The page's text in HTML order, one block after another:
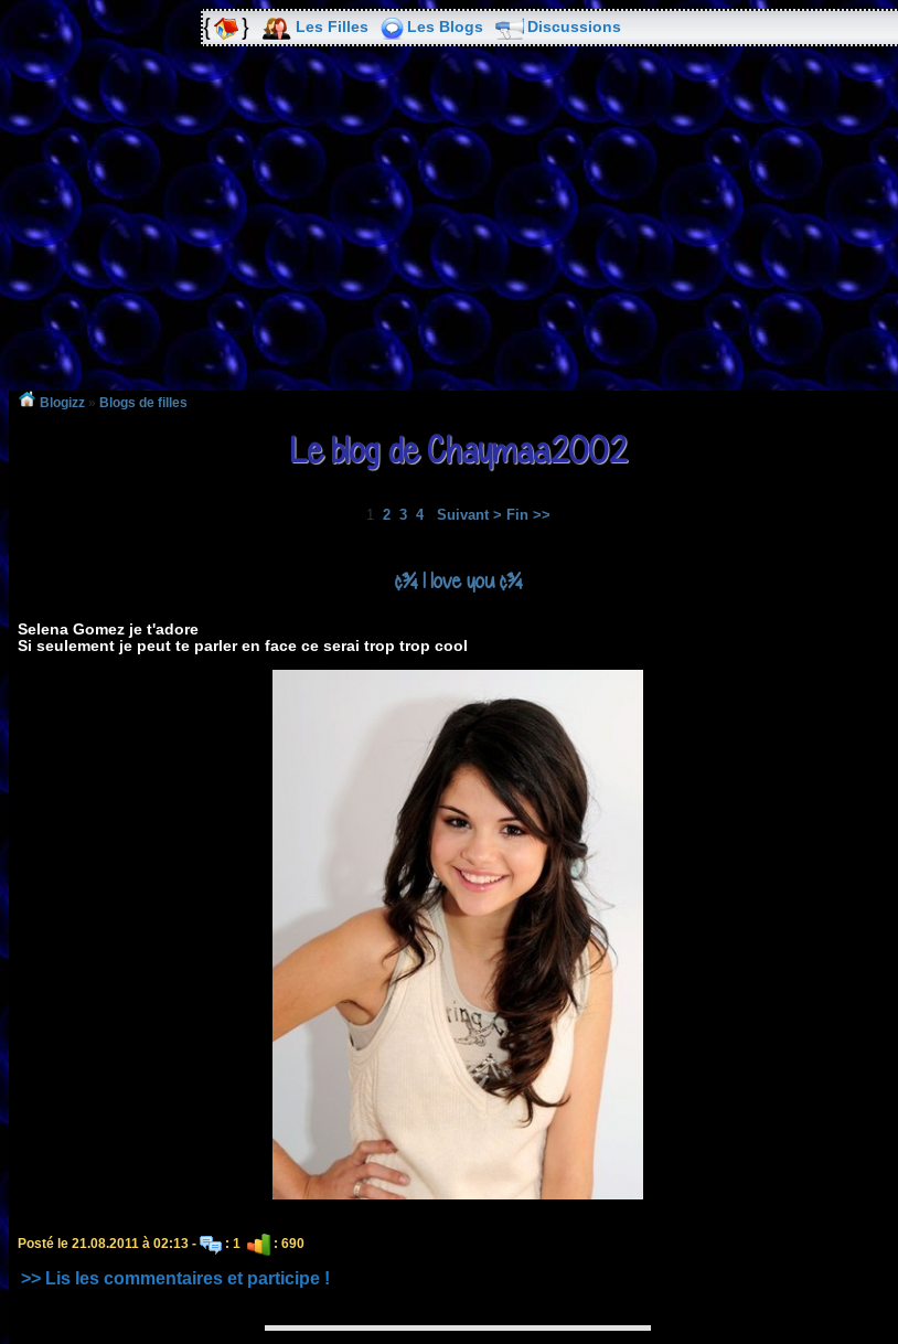
Les Filles Les Blogs Discussions
Blogizz » Blogs de filles
Le blog de Chaymaa2002
1 2 3 4 Suivant > Fin >>
¢¾ I love you ¢¾
Selena Gomez je t'adore
Si seulement je peut te parler en face ce serai trop trop cool
Posté le 21.08.2011 à 02:13 - : 1 : 690
>> Lis les commentaires et participe !